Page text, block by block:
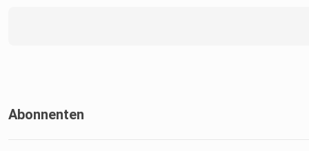
Abonnenten